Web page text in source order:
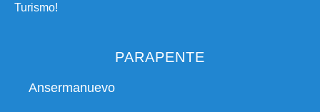
Turismo!
PARAPENTE
Ansermanuevo